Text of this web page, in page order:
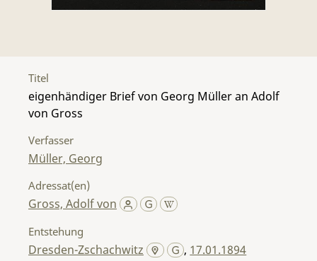
Titel
eigenhändiger Brief von Georg Müller an Adolf
von Gross
Verfasser
Müller, Georg
Adressat(en)
Gross, Adolf von
Entstehung
Dresden-Zschachwitz , 17.01.1894